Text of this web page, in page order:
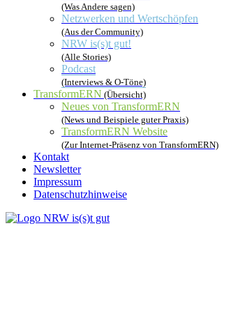
(Was Andere sagen)
Netzwerken und Wertschöpfen
(Aus der Community)
NRW is(s)t gut!
(Alle Stories)
Podcast
(Interviews & O-Töne)
TransformERN (Übersicht)
Neues von TransformERN
(News und Beispiele guter Praxis)
TransformERN Website
(Zur Internet-Präsenz von TransformERN)
Kontakt
Newsletter
Impressum
Datenschutzhinweise